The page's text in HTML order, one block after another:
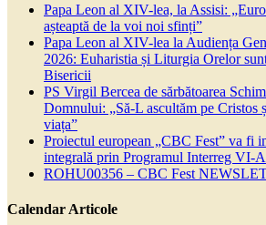
Papa Leon al XIV-lea, la Assisi:
așteaptă de la voi noi sfinți”
Papa Leon al XIV-lea la Audiența
2026: Euharistia și Liturgia Orelor
Bisericii
PS Virgil Bercea de sărbătoarea
Domnului: „Să-L ascultăm pe Cristos
viața”
Proiectul european „CBC Fest” va fi
integrală prin Programul Interreg VI-
ROHU00356 – CBC Fest
Calendar Articole